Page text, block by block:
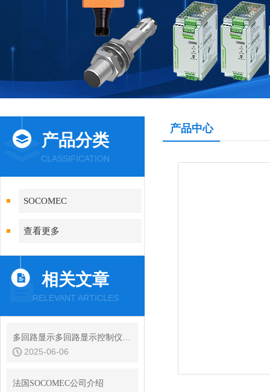
产品分类
CLASSIFICATION
SOCOMEC
查看更多
相关文章
RELEVANT ARTICLES
多回路显示多回路显示控制仪的常见问题与解决方法
2025-06-06
法国SOCOMEC公司介绍
产品中心